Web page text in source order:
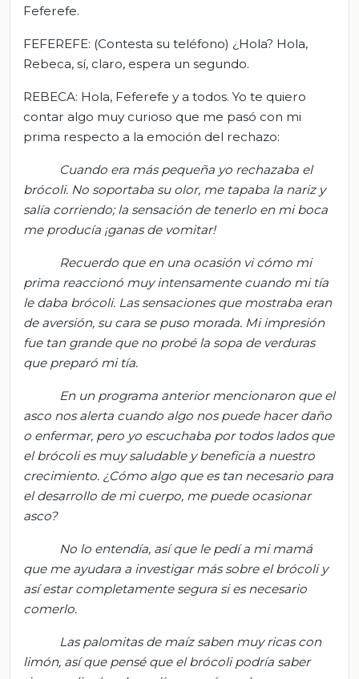
Feferefe.
FEFEREFE: (Contesta su teléfono) ¿Hola? Hola,
Rebeca, sí, claro, espera un segundo.
REBECA: Hola, Feferefe y a todos. Yo te quiero
contar algo muy curioso que me pasó con mi
prima respecto a la emoción del rechazo:
Cuando era más pequeña yo rechazaba el
brócoli. No soportaba su olor, me tapaba la nariz y
salía corriendo; la sensación de tenerlo en mi boca
me producía ¡ganas de vomitar!
Recuerdo que en una ocasión vi cómo mi
prima reaccionó muy intensamente cuando mi tía
le daba brócoli. Las sensaciones que mostraba eran
de aversión, su cara se puso morada. Mi impresión
fue tan grande que no probé la sopa de verduras
que preparó mi tía.
En un programa anterior mencionaron que el
asco nos alerta cuando algo nos puede hacer daño
o enfermar, pero yo escuchaba por todos lados que
el brócoli es muy saludable y beneficia a nuestro
crecimiento. ¿Cómo algo que es tan necesario para
el desarrollo de mi cuerpo, me puede ocasionar
asco?
No lo entendía, así que le pedí a mi mamá
que me ayudara a investigar más sobre el brócoli y
así estar completamentesegura si es necesario
comerlo.
Las palomitas de maíz saben muy ricas con
limón, así que pensé que el brócoli podría saber